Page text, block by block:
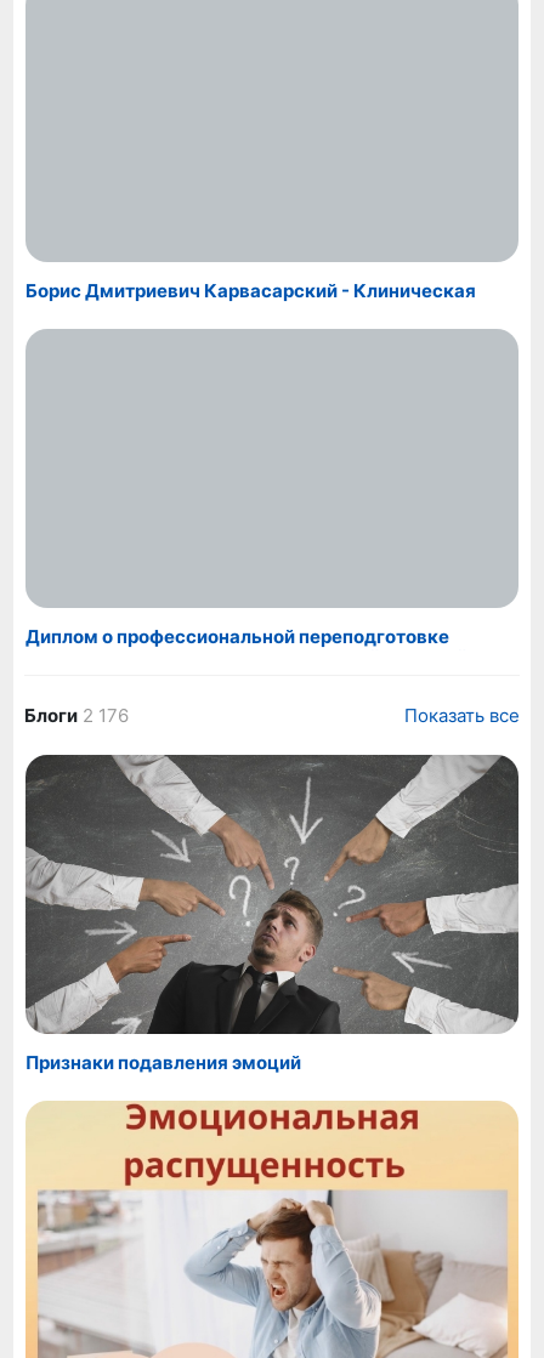
Борис Дмитриевич Карвасарский - Клиническая
Диплом о профессиональной переподготовке
Показать все
Блоги 2 176
Признаки подавления эмоций